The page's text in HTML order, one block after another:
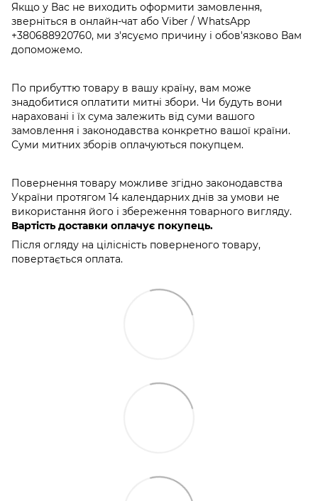
Якщо у Вас не виходить оформити замовлення,
зверніться в онлайн-чат або Viber / WhatsApp
+380688920760, ми з'ясуємо причину і обов'язково Вам
допоможемо.
По прибуттю товару в вашу країну, вам може
знадобитися оплатити митні збори. Чи будуть вони
нараховані і їх сума залежить від суми вашого
замовлення і законодавства конкретно вашої країни.
Суми митних зборів оплачуються покупцем.
Повернення товару можливе згідно законодавства
України протягом 14 календарних днів за умови не
використання його і збереження товарного вигляду.
Вартість доставки оплачує покупець.
Після огляду на цілісність поверненого товару,
повертається оплата.